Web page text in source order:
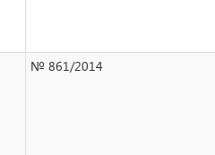
№ 861/2014